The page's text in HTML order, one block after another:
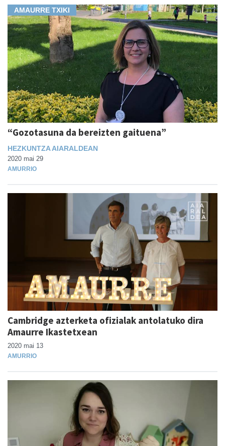
AMAURRE TXIKI
“Gozotasuna da bereizten gaituena”
HEZKUNTZA AIARALDEAN
2020 mai 29
AMURRIO
Cambridge azterketa ofizialak antolatuko dira
Amaurre Ikastetxean
2020 mai 13
AMURRIO